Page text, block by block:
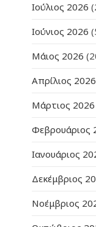
Ιούλιος 2026
Ιούνιος 2026
Μάιος 2026
Απρίλιος 2026
Μάρτιος 2026
Φεβρουάριος
Ιανουάριος
Δεκέμβριος
Νοέμβριος